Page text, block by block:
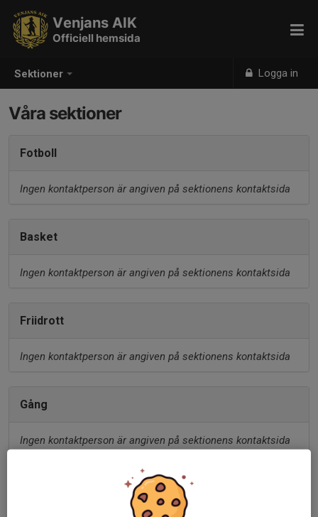
Sektioner Logga in
Venjans AIK
Officiell hemsida
Våra sektioner
Fotboll
Ingen kontaktperson är angiven på sektionens kontaktsida
Basket
Ingen kontaktperson är angiven på sektionens kontaktsida
Friidrott
Ingen kontaktperson är angiven på sektionens kontaktsida
Gång
Ingen kontaktperson är angiven på sektionens kontaktsida